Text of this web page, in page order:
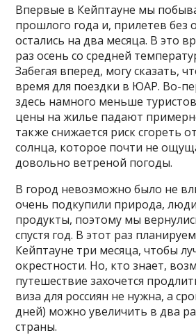
Впервые в Кейптауне мы
прошлого года и, прилетев без
остались на два месяца. В это
раз осень со средней
Забегая вперед, могу сказать,
время для поездки в ЮАР. Во-
здесь намного меньше
цены на жилье падают
также снижается риск сгореть
солнца, которое почти не
довольно ветреной погоды.
В город невозможно было не
очень подкупили природа,
продукты, поэтому мы
спустя год. В этот раз
Кейптауне три месяца, чтобы
окрестности. Но, кто знает,
путешествие захочется
виза для россиян не нужна, а
дней) можно увеличить в два
страны.